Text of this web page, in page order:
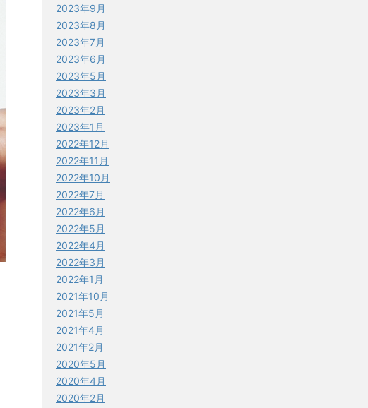
2023年9月
2023年8月
2023年7月
2023年6月
2023年5月
2023年3月
2023年2月
2023年1月
2022年12月
2022年11月
2022年10月
2022年7月
2022年6月
2022年5月
2022年4月
2022年3月
2022年1月
2021年10月
2021年5月
2021年4月
2021年2月
2020年5月
2020年4月
2020年2月